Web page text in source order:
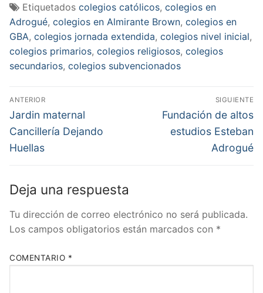
Etiquetados colegios católicos, colegios en
Adrogué, colegios en Almirante Brown, colegios en
GBA, colegios jornada extendida, colegios nivel inicial,
colegios primarios, colegios religiosos, colegios
secundarios, colegios subvencionados
Navegación
de
entradas
ANTERIOR
Entrada
anterior:
Jardin maternal
Cancillería Dejando
Huellas
SIGUIENTE
Entrada
siguiente:
Fundación de altos
estudios Esteban
Adrogué
Deja una respuesta
Tu dirección de correo electrónico no será publicada.
Los campos obligatorios están marcados con *
COMENTARIO *